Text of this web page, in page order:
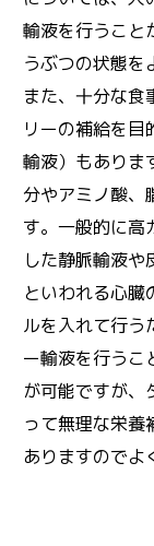
輸液を行うこと
うぶつの状態を
また、十分な食
リーの補給を目
輸液）もありま
分やアミノ酸、
す。一般的に高
した静脈輸液
といわれる心臓
ルを入れて行う
ー輸液を行うこ
が可能ですが、
って無理な栄養
ありますのでよ